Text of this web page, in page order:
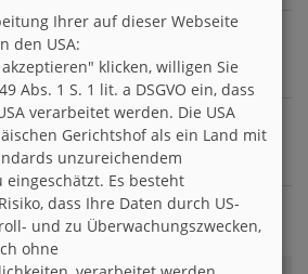
25 & 45
Ihrer auf dieser Webseite
den USA:
klicken, willigen Sie
Abs. 1 S. 1 lit. a DSGVO ein, dass
verarbeitet werden. Die USA
Gerichtshof als ein Land mit
unzureichendem
eingeschätzt. Es besteht
dass Ihre Daten durch US-
und zu Überwachungszwecken,
ohne